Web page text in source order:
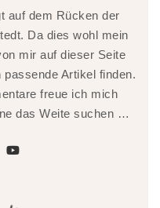
auf dem Rücken der
Da dies wohl mein
mir auf dieser Seite
Artikel finden.
freue ich mich
das Weite suchen …